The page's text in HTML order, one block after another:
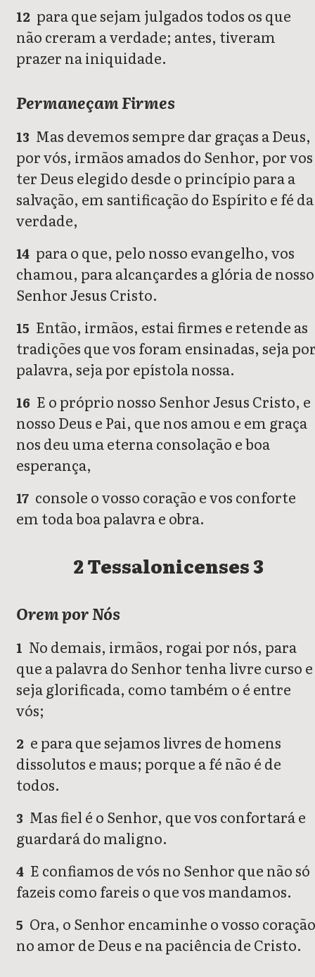
12 para que sejam julgados todos os que
não creram a verdade; antes, tiveram
prazer na iniquidade.
Permaneçam Firmes
13 Mas devemos sempre dar graças a Deus,
por vós, irmãos amados do Senhor, por vos
ter Deus elegido desde o princípio para a
salvação, em santificação do Espírito e fé da
verdade,
14 para o que, pelo nosso evangelho, vos
chamou, para alcançardes a glória de nosso
Senhor Jesus Cristo.
15 Então, irmãos, estai firmes e retende as
tradições que vos foram ensinadas, seja
palavra, seja por epístola nossa.
16 E o próprio nosso Senhor Jesus Cristo, e
nosso Deus e Pai, que nos amou e em graça
nos deu uma eterna consolação e boa
esperança,
17 console o vosso coração e vos conforte
em toda boa palavra e obra.
2 Tessalonicenses 3
Orem por Nós
1 No demais, irmãos, rogai por nós, para
que a palavra do Senhor tenha livre curso e
seja glorificada, como também o é entre
vós;
2 e para que sejamos livres de homens
dissolutos e maus; porque a fé não é de
todos.
3 Mas fiel é o Senhor, que vos confortará e
guardará do maligno.
4 E confiamos de vós no Senhor que não só
fazeis como fareis o que vos mandamos.
5 Ora, o Senhor encaminhe o vosso
no amor de Deus e na paciência de Cristo.